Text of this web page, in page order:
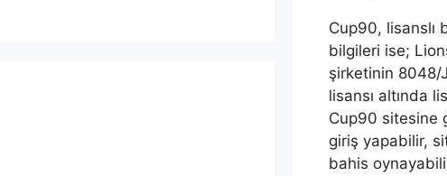
Cup90, lisanslı
bilgileri ise;
şirketinin 8048/
lisansı altında
Cup90 sitesine
giriş yapabilir,
bahis